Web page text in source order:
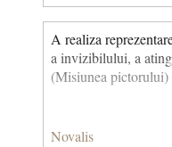
A realiza
a invizibilului, a
(Misiunea
Novalis